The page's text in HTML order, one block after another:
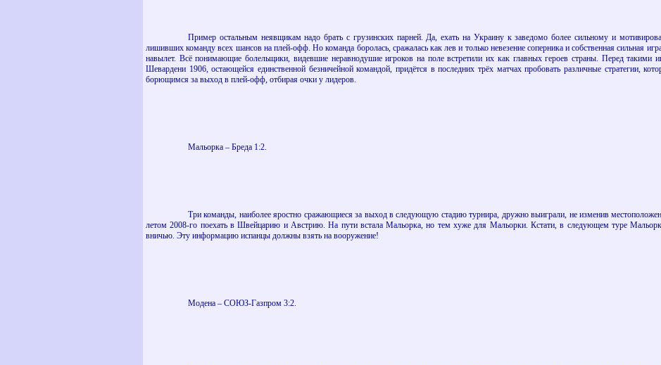
Пример остальным неявщикам надо брать с грузинских парней. Да, ехать на Украину к заведомо более сильному и
лишивших команду всех шансов на плей-офф. Но команда боролась, сражалась как лев и только невезение соперника и собственная сильная
навылет. Всё понимающие болельщики, видевшие неравнодушие игроков на поле встретили их как главных героев страны. Перед
Шевардени 1906, остающейся единственной безничейной командой, придётся в последних трёх матчах пробовать различные стратегии,
борющимся за выход в плей-офф, отбирая очки у лидеров.
Мальорка – Бреда 1:2.
Три команды, наиболее яростно сражающиеся за выход в следующую стадию турнира, дружно выиграли, не изменив
летом 2008-го поехать в Швейцарию и Австрию. На пути встала Мальорка, но тем хуже для Мальорки. Кстати, в следующем туре
вничью. Эту информацию испанцы должны взять на вооружение!
Модена – СОЮЗ-Газпром 3:2.